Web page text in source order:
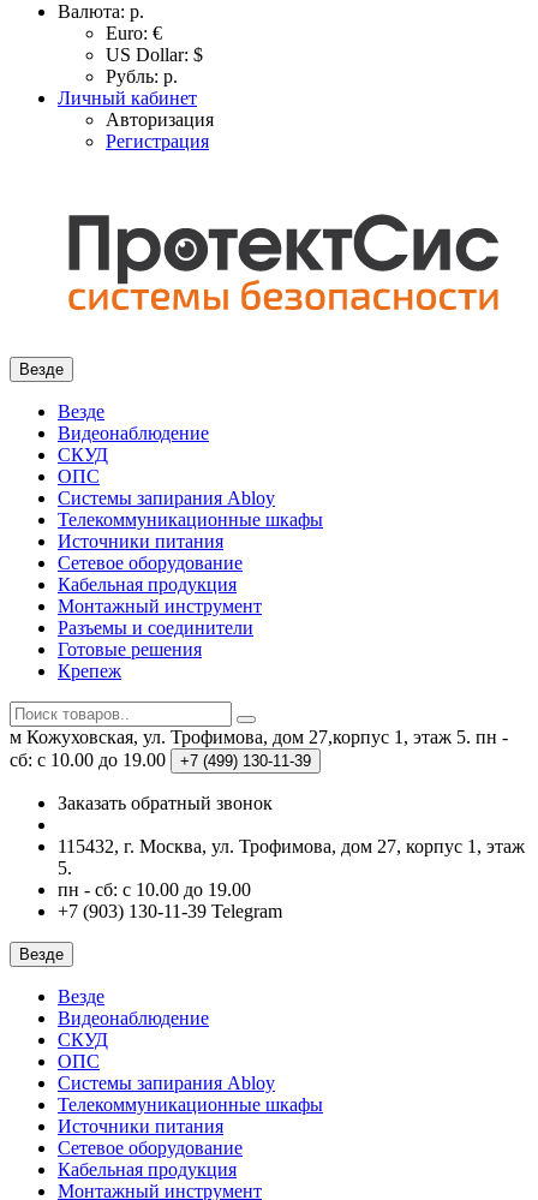
Валюта: р.
Euro: €
US Dollar: $
Рубль: р.
Личный кабинет
Авторизация
Регистрация
Везде
Везде
Видеонаблюдение
СКУД
ОПС
Системы запирания Abloy
Телекоммуникационные шкафы
Источники питания
Сетевое оборудование
Кабельная продукция
Монтажный инструмент
Разъемы и соединители
Готовые решения
Крепеж
м Кожуховская, ул. Трофимова, дом 27,корпус 1, этаж 5. пн -
сб: с 10.00 до 19.00
+7 (499) 130-11-39
Заказать обратный звонок
115432, г. Москва, ул. Трофимова, дом 27, корпус 1, этаж
5.
пн - сб: с 10.00 до 19.00
+7 (903) 130-11-39 Telegram
Везде
Везде
Видеонаблюдение
СКУД
ОПС
Системы запирания Abloy
Телекоммуникационные шкафы
Источники питания
Сетевое оборудование
Кабельная продукция
Монтажный инструмент